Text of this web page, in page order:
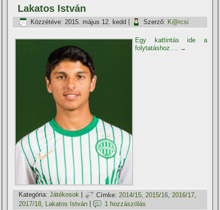
Lakatos István
Közzétéve: 2015. május 12. kedd Szerző: K@rcsi
Egy kattintás ide a
folytatáshoz.... →
Kategória: Játékosok | Címke: 2014/15 2015/16 2016/17
2017/18 Lakatos István 1 hozzászólás